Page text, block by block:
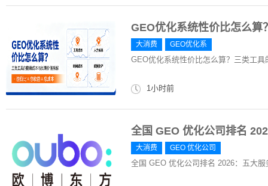
GEO优化系统性价比怎么算
大消费 GEO优化系
GEO优化系统性价比怎么算？三类工
1小时前
全国 GEO 优化公司排名
大消费 GEO 优化公司
全国 GEO 优化公司排名 2026：五大